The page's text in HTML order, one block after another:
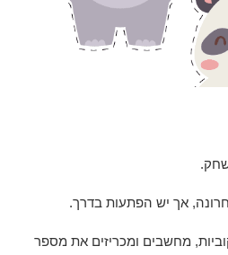
אך יש הפתעות בדרך.
מחשבים ומכריזים את מספר